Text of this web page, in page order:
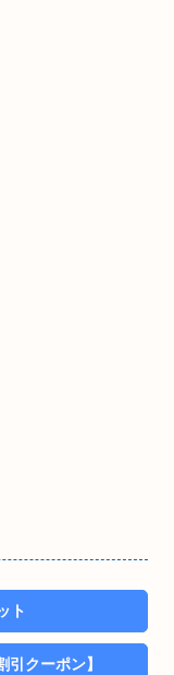
ト
クーポン】